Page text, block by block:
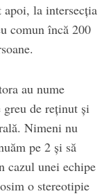
apoi, la intersecția
comun încă 200
au nume
de reținut și
Nimeni nu
pe 2 și să
cazul unei echipe
o stereotipie